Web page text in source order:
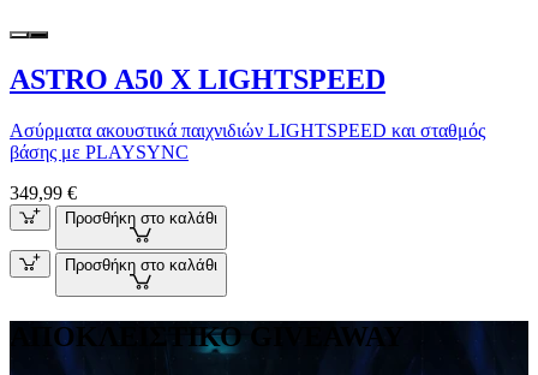
ASTRO A50 X LIGHTSPEED
Ασύρματα ακουστικά παιχνιδιών LIGHTSPEED και σταθμός
βάσης με PLAYSYNC
349,99 €
Προσθήκη στο καλάθι
Προσθήκη στο καλάθι
ΑΠΟΚΛΕΙΣΤΙΚΟ GIVEAWAY